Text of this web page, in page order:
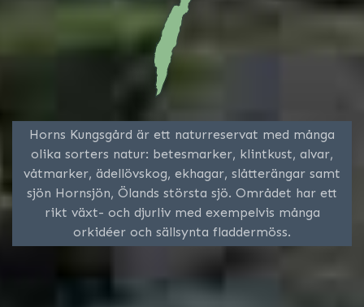
Horns Kungsgård är ett naturreservat med många
olika sorters natur: betesmarker, klintkust, alvar,
våtmarker, ädellövskog, ekhagar, slåtterängar samt
sjön Hornsjön, Ölands största sjö. Området har ett
rikt växt- och djurliv med exempelvis många
orkidéer och sällsynta fladdermöss.